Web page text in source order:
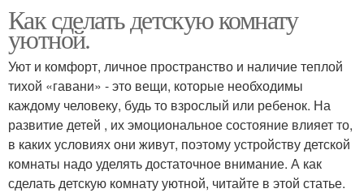
Как сделать детскую комнату
уютной.
Уют и комфорт, личное пространство и наличие теплой
тихой «гавани» - это вещи, которые необходимы
каждому человеку, будь то взрослый или ребенок. На
развитие детей , их эмоциональное состояние влияет то,
в каких условиях они живут, поэтому устройству детской
комнаты надо уделять достаточное внимание. А как
сделать детскую комнату уютной, читайте в этой статье.